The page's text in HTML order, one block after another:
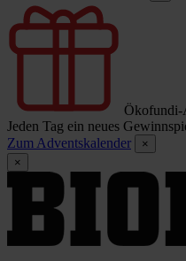
Ökofundi-
Jeden Tag ein neues
Zum Adventskalender
×
×